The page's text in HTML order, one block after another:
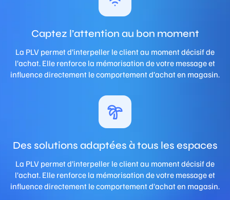
Captez l’attention au bon moment
La PLV permet d’interpeller le client au moment décisif de
l’achat. Elle renforce la mémorisation de votre message et
influence directement le comportement d’achat en magasin.
Des solutions adaptées à tous les espaces
La PLV permet d’interpeller le client au moment décisif de
l’achat. Elle renforce la mémorisation de votre message et
influence directement le comportement d’achat en magasin.